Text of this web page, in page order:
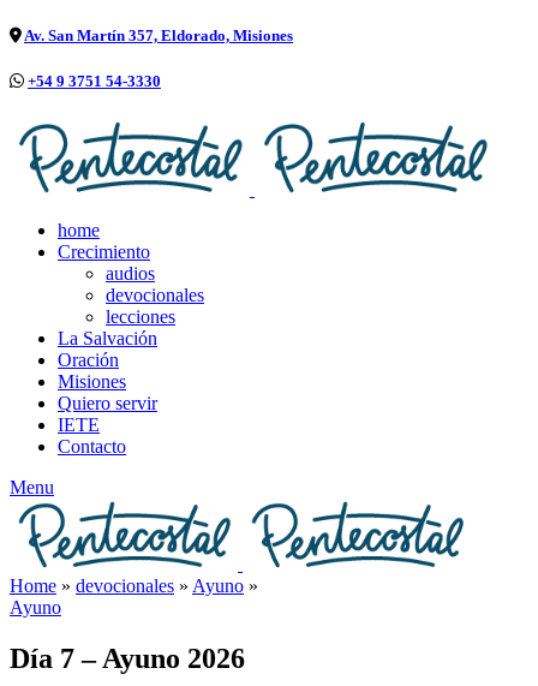
Av. San Martín 357, Eldorado, Misiones
+54 9 3751 54-3330
home
Crecimiento
audios
devocionales
lecciones
La Salvación
Oración
Misiones
Quiero servir
IETE
Contacto
Menu
Home » devocionales » Ayuno »
Ayuno
Día 7 – Ayuno 2026